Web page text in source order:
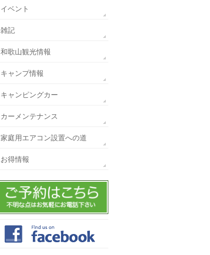
イベント
雑記
和歌山観光情報
キャンプ情報
キャンピングカー
カーメンテナンス
家庭用エアコン設置への道
お得情報